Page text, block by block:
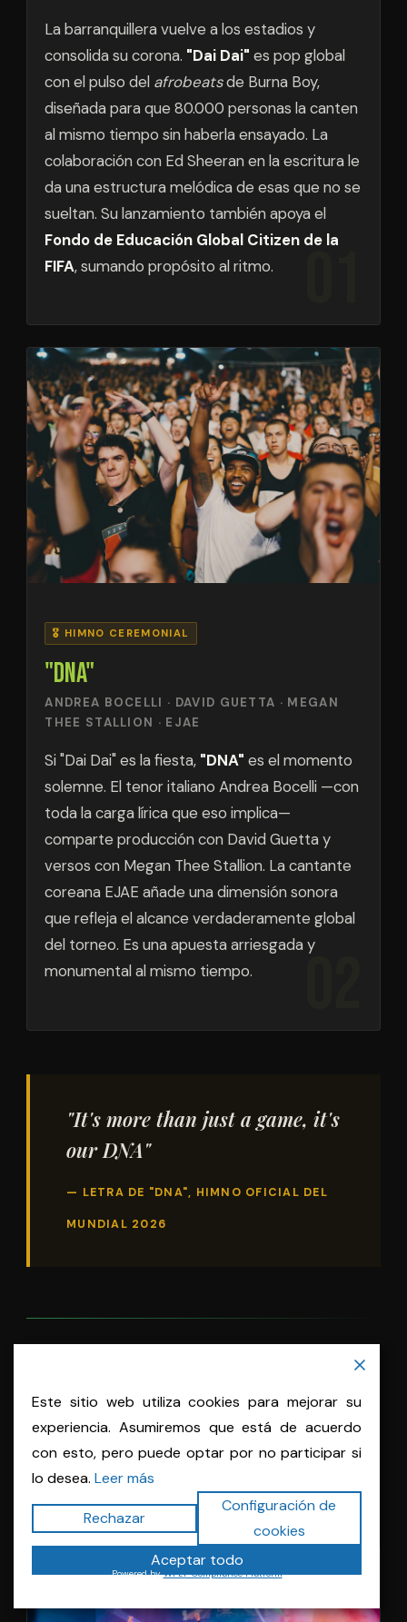
La barranquillera vuelve a los estadios y
consolida su corona. "Dai Dai" es pop global
con el pulso del afrobeatsde Burna Boy,
diseñada para que 80.000 personas la canten
al mismo tiempo sin haberla ensayado. La
colaboración con Ed Sheeran en la escritura le
da una estructura melódica de esas que no se
sueltan. Su lanzamiento también apoya el
Fondo de Educación Global Citizen de la
FIFA, sumando propósito al ritmo.
🎖 HIMNO CEREMONIAL
"DNA"
ANDREA BOCELLI · DAVID GUETTA · MEGAN
THEE STALLION · EJAE
Si "Dai Dai" es la fiesta, "DNA" es el momento
solemne. El tenor italiano Andrea Bocelli —con
toda la carga lírica que eso implica—
comparte producción con David Guetta y
versos con Megan Thee Stallion. La cantante
coreana EJAE añade una dimensión sonora
que refleja el alcance verdaderamente global
del torneo. Es una apuesta arriesgada y
monumental al mismo tiempo.
"It's more than just a game, it's
our DNA"
— LETRA DE "DNA", HIMNO OFICIAL DEL
MUNDIAL 2026
Los Grandes Éxitos del Álbum
El álbum transita por el pop, el reguetón, la cumbia
y el hip-hop. Cuatro canciones han irrumpido con
fuerza particular en las plataformas:
Este sitio web utiliza cookies para mejorar su
experiencia. Asumiremos que está de acuerdo
con esto, pero puede optar por no participar si
lo desea. Leer más
Rechazar
Configuración de
cookies
Aceptar todo
Powered byWPLP Compliance Platform